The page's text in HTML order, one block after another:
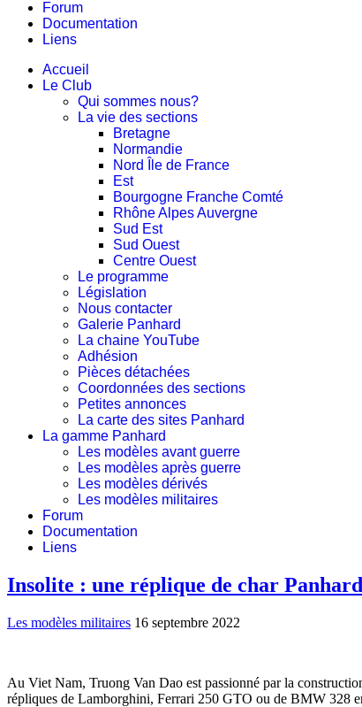
Forum
Documentation
Liens
Accueil
Le Club
Qui sommes nous?
La vie des sections
Bretagne
Normandie
Nord Île de France
Est
Bourgogne Franche Comté
Rhône Alpes Auvergne
Sud Est
Sud Ouest
Centre Ouest
Le programme
Législation
Nous contacter
Galerie Panhard
La chaine YouTube
Adhésion
Pièces détachées
Coordonnées des sections
Petites annonces
La carte des sites Panhard
La gamme Panhard
Les modèles avant guerre
Les modèles après guerre
Les modèles dérivés
Les modèles militaires
Forum
Documentation
Liens
Insolite : une réplique de char
Les modèles militaires 16 septembre 2022
Au Viet Nam, Truong Van Dao est passionné par la
répliques de Lamborghini, Ferrari 250 GTO ou de BMW 328